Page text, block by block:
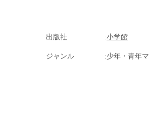
出版社 小学館
ジャンル 少年・青年